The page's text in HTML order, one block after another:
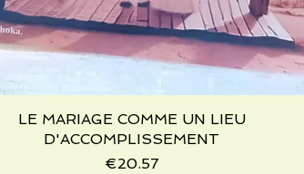
Quick View
LE MARIAGE COMME UN LIEU
D'ACCOMPLISSEMENT
Price
€20.57